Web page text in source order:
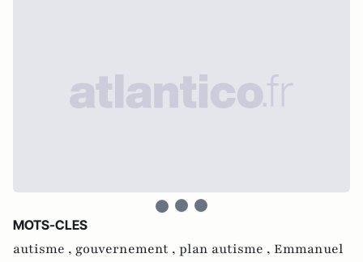
MOTS-CLES
autisme , gouvernement , plan autisme , Emmanuel